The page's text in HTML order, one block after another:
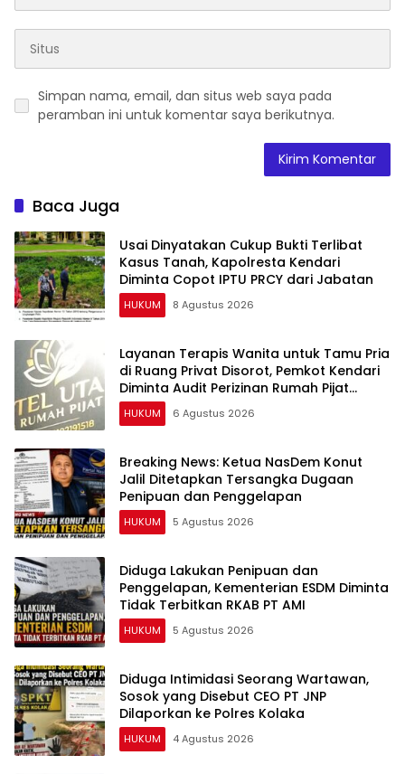
Simpan nama, email, dan situs web saya pada
peramban ini untuk komentar saya berikutnya.
Baca Juga
Usai Dinyatakan Cukup Bukti Terlibat
Kasus Tanah, Kapolresta Kendari
Diminta Copot IPTU PRCY dari Jabatan
HUKUM 8 Agustus 2026
Layanan Terapis Wanita untuk Tamu Pria
di Ruang Privat Disorot, Pemkot Kendari
Diminta Audit Perizinan Rumah Pijat
Utami
HUKUM 6 Agustus 2026
Breaking News: Ketua NasDem Konut
Jalil Ditetapkan Tersangka Dugaan
Penipuan dan Penggelapan
HUKUM 5 Agustus 2026
Diduga Lakukan Penipuan dan
Penggelapan, Kementerian ESDM Diminta
Tidak Terbitkan RKAB PT AMI
HUKUM 5 Agustus 2026
Diduga Intimidasi Seorang Wartawan,
Sosok yang Disebut CEO PT JNP
Dilaporkan ke Polres Kolaka
HUKUM 4 Agustus 2026